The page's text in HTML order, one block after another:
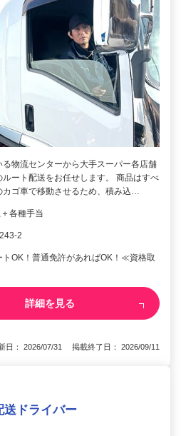
物流センターから大手スーパー各店舗
ート配送をお任せします。 商品はすべ
ゴ車で移動させるため、積み込…
各種手当
2
トOK！普通免許があればOK！≪資格取
詳細を見る
日： 2026/07/31 掲載終了日： 2026/09/11
送ドライバー